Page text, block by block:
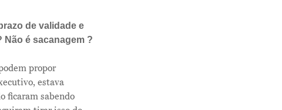
de validade e
Não é sacanagem ?
propor
estava
ficaram sabendo